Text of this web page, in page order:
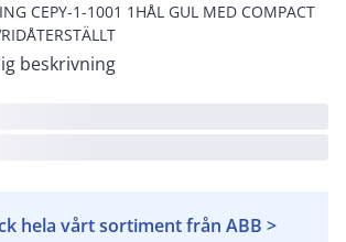
CEPY-1-1001 1HÅL GUL MED COMPACT
beskrivning
hela vårt sortiment från ABB >